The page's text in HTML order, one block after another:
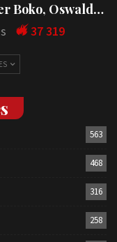
Boko, Oswald…
37 319
563
468
316
258